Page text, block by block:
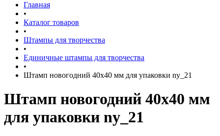
Главная
•
Каталог товаров
•
Штампы для творчества
•
Единичные штампы для творчества
•
Штамп новогодний 40х40 мм для упаковки ny_21
Штамп новогодний 40х40 мм
для упаковки ny_21